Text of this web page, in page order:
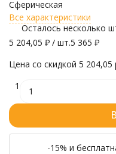
Сферическая
Все характеристики
Осталось несколько
5 204,05 ₽ / шт.5 365 ₽
Цена со скидкой 5 204,05
1
-15% и